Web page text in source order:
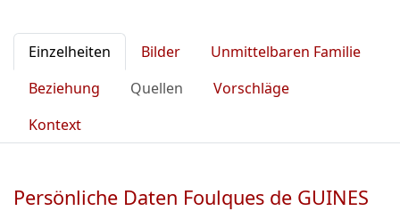
Einzelheiten Bilder
Unmittelbaren Familie
Beziehung
Quellen
Vorschläge
Kontext
Persönliche Daten Foulques de GUINES